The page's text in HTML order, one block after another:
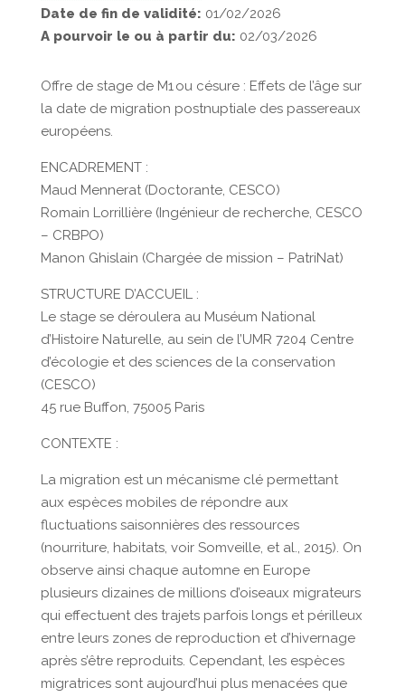
Date de fin de validité: 01/02/2026
A pourvoir le ou à partir du: 02/03/2026
Offre de stage de M1 ou césure : Effets de l’âge sur
la date de migration postnuptiale des passereaux
européens.
ENCADREMENT :
Maud Mennerat (Doctorante, CESCO)
Romain Lorrillière (Ingénieur de recherche, CESCO
– CRBPO)
Manon Ghislain (Chargée de mission – PatriNat)
STRUCTURE D’ACCUEIL :
Le stage se déroulera au Muséum National
d’Histoire Naturelle, au sein de l’UMR 7204 Centre
d’écologie et des sciences de la conservation
(CESCO)
45 rue Buffon, 75005 Paris
CONTEXTE :
La migration est un mécanisme clé permettant
aux espèces mobiles de répondre aux
fluctuations saisonnières des ressources
(nourriture, habitats, voir Somveille, et al., 2015). On
observe ainsi chaque automne en Europe
plusieurs dizaines de millions d’oiseaux migrateurs
qui effectuent des trajets parfois longs et périlleux
entre leurs zones de reproduction et d’hivernage
après s’être reproduits. Cependant, les espèces
migratrices sont aujourd’hui plus menacées que